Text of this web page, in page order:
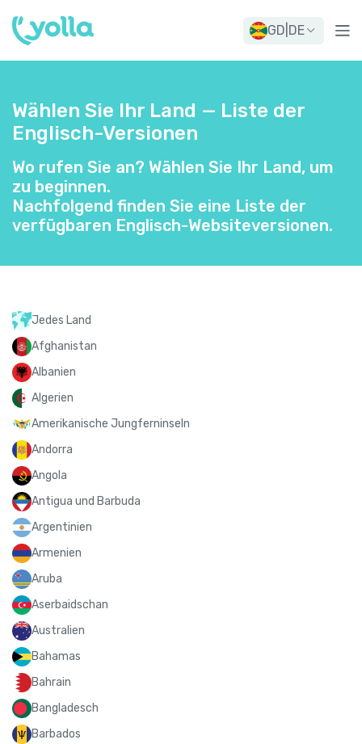
GD DE
Wählen Sie Ihr Land — Liste der
Englisch-Versionen
Wo rufen Sie an? Wählen Sie Ihr Land, um
zu beginnen.
Nachfolgend finden Sie eine Liste der
verfügbaren Englisch-Websiteversionen.
Jedes Land
Afghanistan
Albanien
Algerien
Amerikanische Jungferninseln
Andorra
Angola
Antigua und Barbuda
Argentinien
Armenien
Aruba
Aserbaidschan
Australien
Bahamas
Bahrain
Bangladesch
Barbados